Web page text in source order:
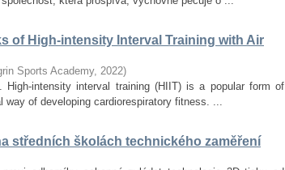
of High-intensity Interval Training with Air
Sports Academy, 2022)
intensity interval training (HIIT) is a popular form of
of developing cardiorespiratory fitness. ...
středních školách technického zaměření